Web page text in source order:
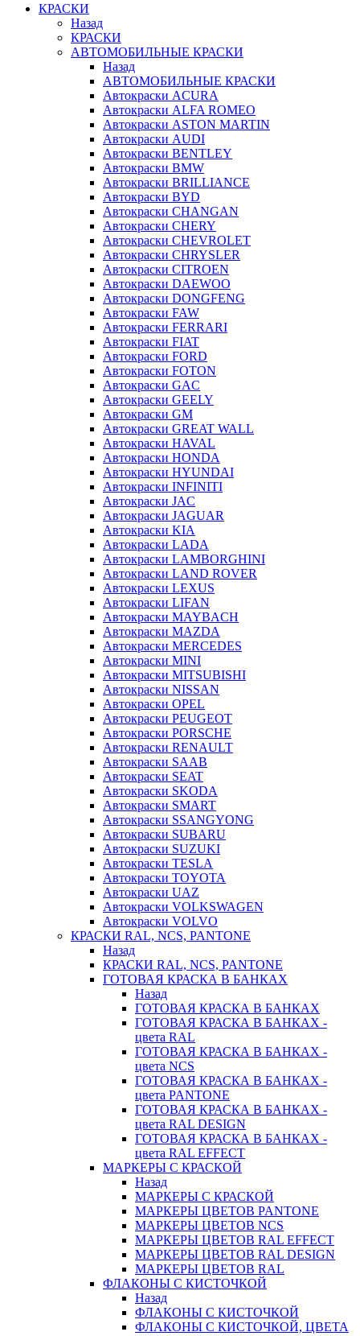
КРАСКИ
Назад
КРАСКИ
АВТОМОБИЛЬНЫЕ КРАСКИ
Назад
АВТОМОБИЛЬНЫЕ КРАСКИ
Автокраски ACURA
Автокраски ALFA ROMEO
Автокраски ASTON MARTIN
Автокраски AUDI
Автокраски BENTLEY
Автокраски BMW
Автокраски BRILLIANCE
Автокраски BYD
Автокраски CHANGAN
Автокраски CHERY
Автокраски CHEVROLET
Автокраски CHRYSLER
Автокраски CITROEN
Автокраски DAEWOO
Автокраски DONGFENG
Автокраски FAW
Автокраски FERRARI
Автокраски FIAT
Автокраски FORD
Автокраски FOTON
Автокраски GAC
Автокраски GEELY
Автокраски GM
Автокраски GREAT WALL
Автокраски HAVAL
Автокраски HONDA
Автокраски HYUNDAI
Автокраски INFINITI
Автокраски JAC
Автокраски JAGUAR
Автокраски KIA
Автокраски LADA
Автокраски LAMBORGHINI
Автокраски LAND ROVER
Автокраски LEXUS
Автокраски LIFAN
Автокраски MAYBACH
Автокраски MAZDA
Автокраски MERCEDES
Автокраски MINI
Автокраски MITSUBISHI
Автокраски NISSAN
Автокраски OPEL
Автокраски PEUGEOT
Автокраски PORSCHE
Автокраски RENAULT
Автокраски SAAB
Автокраски SEAT
Автокраски SKODA
Автокраски SMART
Автокраски SSANGYONG
Автокраски SUBARU
Автокраски SUZUKI
Автокраски TESLA
Автокраски TOYOTA
Автокраски UAZ
Автокраски VOLKSWAGEN
Автокраски VOLVO
КРАСКИ RAL, NCS, PANTONE
Назад
КРАСКИ RAL, NCS, PANTONE
ГОТОВАЯ КРАСКА В БАНКАХ
Назад
ГОТОВАЯ КРАСКА В БАНКАХ
ГОТОВАЯ КРАСКА В БАНКАХ -
цвета RAL
ГОТОВАЯ КРАСКА В БАНКАХ -
цвета NCS
ГОТОВАЯ КРАСКА В БАНКАХ -
цвета PANTONE
ГОТОВАЯ КРАСКА В БАНКАХ -
цвета RAL DESIGN
ГОТОВАЯ КРАСКА В БАНКАХ -
цвета RAL EFFECT
МАРКЕРЫ С КРАСКОЙ
Назад
МАРКЕРЫ С КРАСКОЙ
МАРКЕРЫ ЦВЕТОВ PANTONE
МАРКЕРЫ ЦВЕТОВ NCS
МАРКЕРЫ ЦВЕТОВ RAL EFFECT
МАРКЕРЫ ЦВЕТОВ RAL DESIGN
МАРКЕРЫ ЦВЕТОВ RAL
ФЛАКОНЫ С КИСТОЧКОЙ
Назад
ФЛАКОНЫ С КИСТОЧКОЙ
ФЛАКОНЫ С КИСТОЧКОЙ, ЦВЕТА